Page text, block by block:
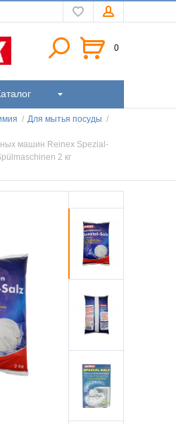
0
/ Для мытья посуды /
машин Reinex Spezial-
2 кг